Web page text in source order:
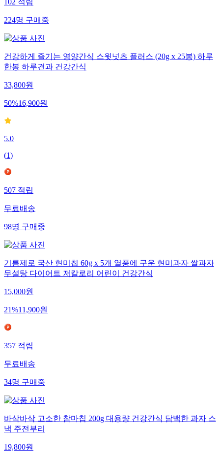
102적립
224명구매중
건강하게 즐기는 영양간식 스윗넛츠 플러스 (20g x 25봉) 하루
한봉 하루견과 건강간식
33,800원
50%16,900원
5.0
(1)
507적립
무료배송
98명구매중
기름제로 국산 현미칩 60g x 5개 열풍에 구운 현미과자 쌀과자
무설탕 다이어트 저칼로리 어린이 건강간식
15,000원
21%11,900원
357적립
무료배송
34명구매중
바삭바삭 고소한 참마칩 200g 대용량 건강간식 담백한 과자 스
낵 주전부리
19,800원